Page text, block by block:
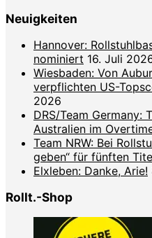
Neuigkeiten
Hannover:
nominiert 16. Juli
Wiesbaden: Von
verpflichten US-
2026
DRS/Team Germany:
Australien im
Team NRW: Bei
geben“ für fünften
Elxleben: Danke, Arie!
Rollt.-Shop